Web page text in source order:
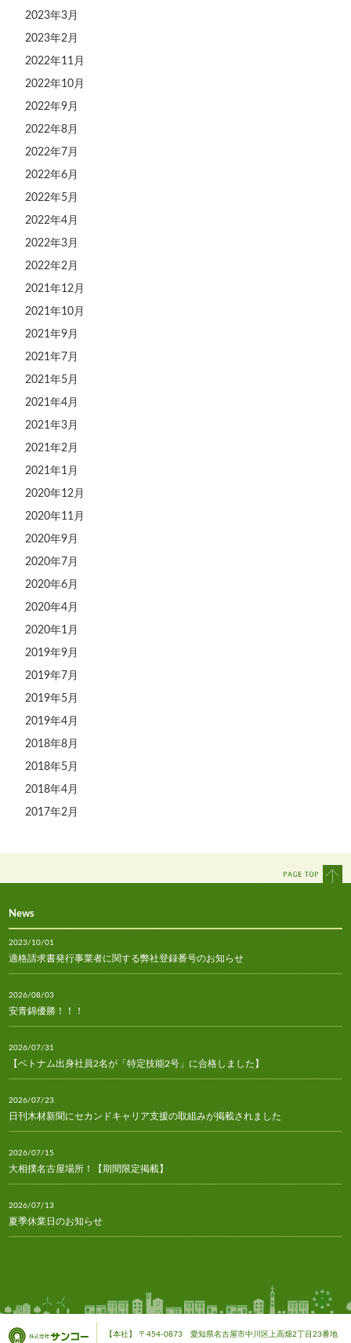
2023年3月
2023年2月
2022年11月
2022年10月
2022年9月
2022年8月
2022年7月
2022年6月
2022年5月
2022年4月
2022年3月
2022年2月
2021年12月
2021年10月
2021年9月
2021年7月
2021年5月
2021年4月
2021年3月
2021年2月
2021年1月
2020年12月
2020年11月
2020年9月
2020年7月
2020年6月
2020年4月
2020年1月
2019年9月
2019年7月
2019年5月
2019年4月
2018年8月
2018年5月
2018年4月
2017年2月
News
2023/10/01
適格請求書発行事業者に関する弊社登録番号のお知らせ
2026/08/03
安青錦優勝！！！
2026/07/31
【ベトナム出身社員2名が「特定技能2号」に合格しました】
2026/07/23
日刊木材新聞にセカンドキャリア支援の取組みが掲載されました
2026/07/15
大相撲名古屋場所！【期間限定掲載】
2026/07/13
夏季休業日のお知らせ
2026/07/10
林経新聞にセカンドキャリア支援の取組みが掲載されました
2026/07/06
安青錦関・安治川部屋との熱い交流！
【本社】 〒454-0873 愛知県名古屋市中川区上高畑2丁目23番地